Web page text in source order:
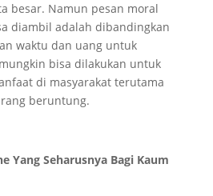
besar. Namun pesan moral
diambil adalah dibandingkan
waktu dan uang untuk
bisa dilakukan untuk
di masyarakat terutama
beruntung.
Yang Seharusnya Bagi Kaum